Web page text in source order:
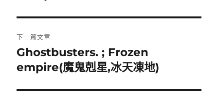
覽
篇
文
章:
下一篇文章
下
一
文
Ghostbusters. ; Frozen
empire(魔鬼剋星,冰天凍地)